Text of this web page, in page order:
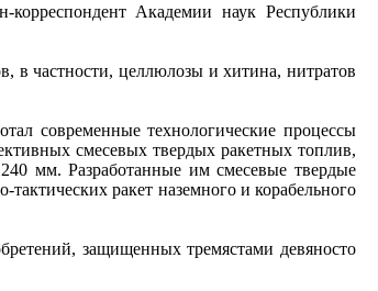
корреспондент Академии наук Республики
в частности, целлюлозы и хитина, нитратов
современные технологические процессы
смесевых твердых ракетных топлив,
мм. Разработанные им смесевые твердые
ракет наземного и корабельного
защищенных тремястами девяносто